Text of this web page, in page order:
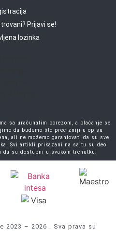
Prijavi se!
lozinka
sa uračunatim porezom, a plaćanje se
da budemo što precizniji u opisu
ali ne možemo garantovati da su sve
Svi artikli prikazani na sajtu su deo
da su dostupni u svakom trenutku.
2023 – 2026 . Sva prava su